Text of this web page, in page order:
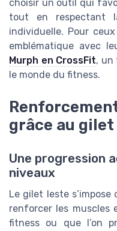
choisir un outil qui
tout en respectant
individuelle. Pour
emblématique avec
Murph en CrossFit, un
le monde du fitness.
grâce au
Une progression
niveaux
Le gilet leste
renforcer les muscles
fitness ou que l’on